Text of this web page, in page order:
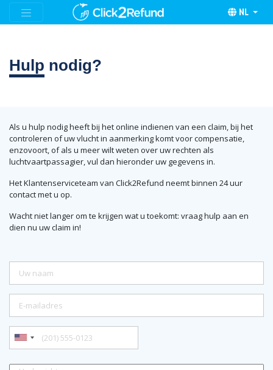
NL
Hulp nodig?
Als u hulp nodig heeft bij het online indienen van een claim, bij het
controleren of uw vlucht in aanmerking komt voor compensatie,
enzovoort, of als u meer wilt weten over uw rechten als
luchtvaartpassagier, vul dan hieronder uw gegevens in.
Het Klantenserviceteam van Click2Refund neemt binnen 24 uur
contact met u op.
Wacht niet langer om te krijgen wat u toekomt: vraag hulp aan en
dien nu uw claim in!